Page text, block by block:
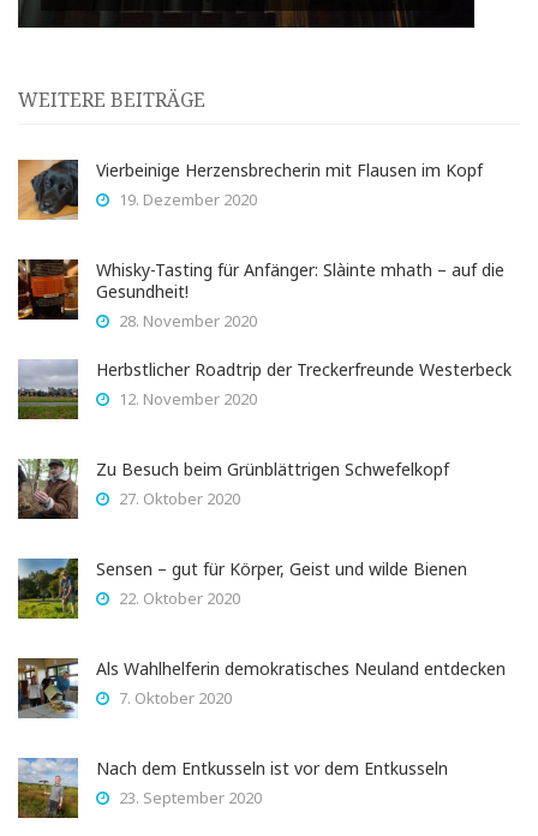
WEITERE BEITRÄGE
Vierbeinige Herzensbrecherin mit Flausen im Kopf
19. Dezember 2020
Whisky-Tasting für Anfänger: Slàinte mhath – auf die
Gesundheit!
28. November 2020
Herbstlicher Roadtrip der Treckerfreunde Westerbeck
12. November 2020
Zu Besuch beim Grünblättrigen Schwefelkopf
27. Oktober 2020
Sensen – gut für Körper, Geist und wilde Bienen
22. Oktober 2020
Als Wahlhelferin demokratisches Neuland entdecken
7. Oktober 2020
Nach dem Entkusseln ist vor dem Entkusseln
23. September 2020